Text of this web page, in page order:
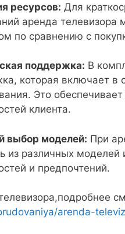
ресурсов: Для
аренда
по сравнению с
поддержка: В
которая включает в
Это
клиента.
выбор моделей: При
из различных моделей
и предпочтений.
arenda-